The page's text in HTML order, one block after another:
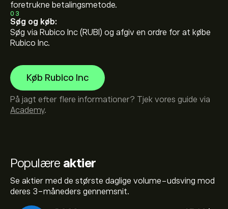
Populære aktier
Se aktier med de største daglige volume-udsving mod
deres 3-måneders gennemsnit.
foretrukne betalingsmetode.
03
Søg og køb:
Søg via Rubico Inc (RUBI) og afgiv en ordre for at købe
Rubico Inc.
Køb Rubico Inc
På jagt efter flere informationer? Tjek vores guide via
Academy.